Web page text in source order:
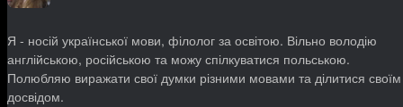
Я - носій української мови, філолог за освітою. Вільно володію
англійською, російською та можу спілкуватися польською.
Полюбляю виражати свої думки різними мовами та ділитися своїм
досвідом.